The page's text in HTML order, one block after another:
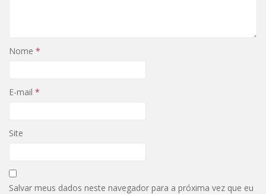
Nome *
E-mail *
Site
Salvar meus dados neste navegador para a próxima vez que eu